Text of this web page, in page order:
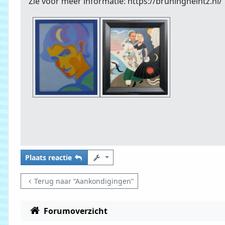
Plaats reactie
Terug naar “Aankondigingen”
Forumoverzicht